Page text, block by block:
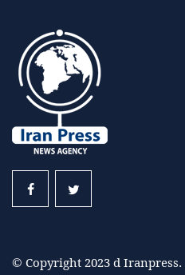
© Copyright 2023 d